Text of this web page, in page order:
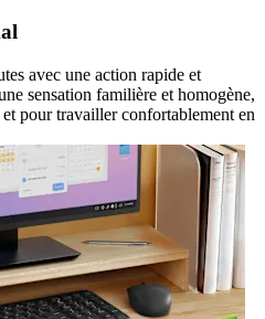
avec une action rapide et
sensation familière et homogène,
pour travailler confortablement en